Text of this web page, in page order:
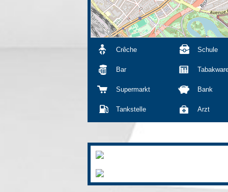
Crêche Schule
Bar
Supermarkt Bank
Tankstelle Arzt